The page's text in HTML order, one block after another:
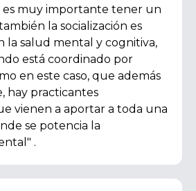
es muy importante tener un
la socialización es
la salud mental y cognitiva,
está coordinado por
en este caso, que además
hay practicantes
vienen a aportar a toda una
se potencia la
.